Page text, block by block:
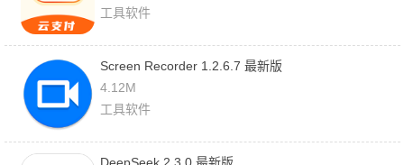
工具软件
Screen Recorder 1.2.6.7 最新版
4.12M
工具软件